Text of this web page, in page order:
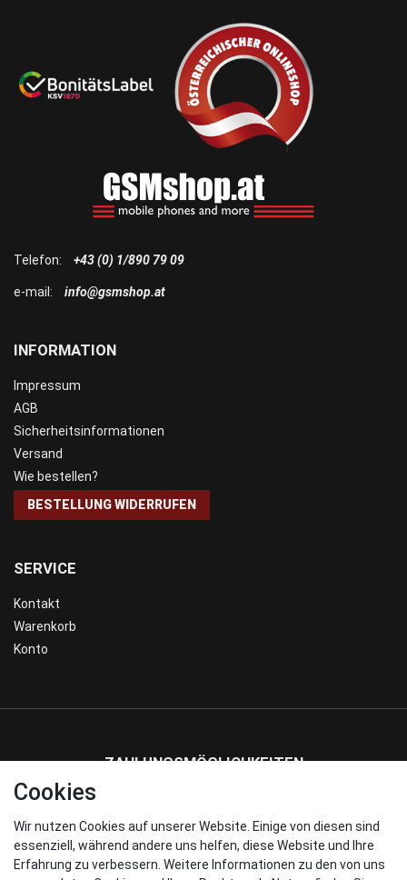
SERVICE
Kontakt
Warenkorb
Konto
INFORMATION
Impressum
AGB
Sicherheitsinformationen
Versand
Wie bestellen?
BESTELLUNG WIDERRUFEN
Telefon: +43 (0) 1/890 79 09
e-mail: info@gsmshop.at
ZAHLUNGSMÖGLICHKEITEN
WIR VERSENDEN MIT
Cookies
Wir nutzen Cookies auf unserer Website. Einige von diesen sind
essenziell, während andere uns helfen, diese Website und Ihre
Erfahrung zu verbessern. Weitere Informationen zu den von uns